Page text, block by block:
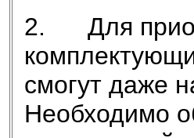
2. Для
смогут даже
Необходимо